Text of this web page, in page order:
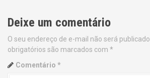
t
n
a
Deixe um comentário
O seu endereço de e-mail não será publicado.
obrigatórios são marcados com *
Comentário *